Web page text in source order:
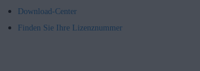
Download-Center
Finden Sie Ihre Lizenznummer